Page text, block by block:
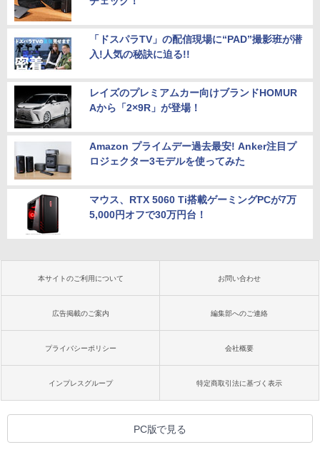
「ドスパラTV」の配信現場に“PAD”撮影班が潜
入!人気の秘訣に迫る!!
レイズのプレミアムカー向けブランドHOMUR
Aから「2×9R」が登場！
Amazon プライムデー過去最安! Anker注目プ
ロジェクター3モデルを使ってみた
マウス、RTX 5060 Ti搭載ゲーミングPCが7万
5,000円オフで30万円台！
本サイトのご利用について お問い合わせ
広告掲載のご案内 編集部へのご連絡
プライバシーポリシー 会社概要
インプレスグループ 特定商取引法に基づく表示
PC版で見る